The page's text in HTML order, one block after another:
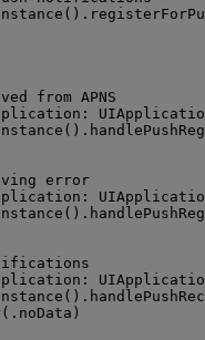
().
from APNS
:
().
error
:
().
:
().
( . noData )